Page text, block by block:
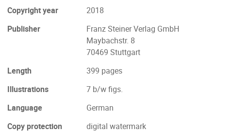
Copyright year
2018
Publisher
Franz Steiner Verlag GmbH
Maybachstr. 8
70469 Stuttgart
Length
399 pages
Illustrations
7 b/w figs.
Language
German
Copy protection
digital watermark